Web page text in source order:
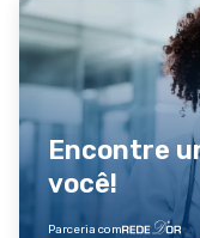
Encontre
você!
Parceria com